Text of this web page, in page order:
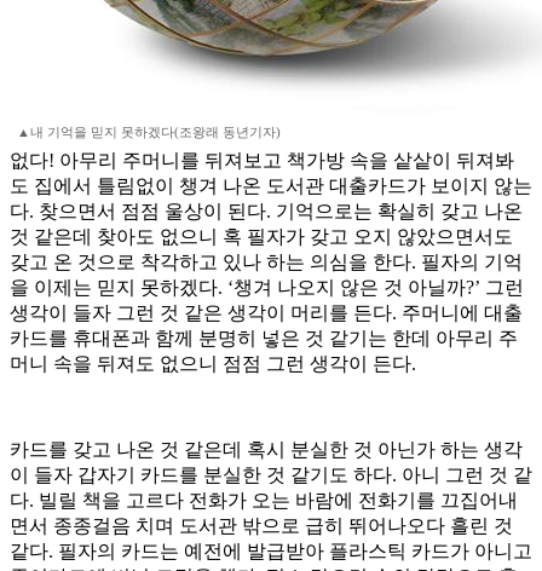
▲내 기억을 믿지 못하겠다(조왕래 동년기자)
없다! 아무리 주머니를 뒤져보고 책가방 속을 샅샅이 뒤져봐
도 집에서 틀림없이 챙겨 나온 도서관 대출카드가 보이지 않는
다. 찾으면서 점점 울상이 된다. 기억으로는 확실히 갖고 나온
것 같은데 찾아도 없으니 혹 필자가 갖고 오지 않았으면서도
갖고 온 것으로 착각하고 있나 하는 의심을 한다. 필자의 기억
을 이제는 믿지 못하겠다. ‘챙겨 나오지 않은 것 아닐까?’ 그런
생각이 들자 그런 것 같은 생각이 머리를 든다. 주머니에 대출
카드를 휴대폰과 함께 분명히 넣은 것 같기는 한데 아무리 주
머니 속을 뒤져도 없으니 점점 그런 생각이 든다.
카드를 갖고 나온 것 같은데 혹시 분실한 것 아닌가 하는 생각
이 들자 갑자기 카드를 분실한 것 같기도 하다. 아니 그런 것 같
다. 빌릴 책을 고르다 전화가 오는 바람에 전화기를 끄집어내
면서 종종걸음 치며 도서관 밖으로 급히 뛰어나오다 흘린 것
같다. 필자의 카드는 예전에 발급받아 플라스틱 카드가 아니고